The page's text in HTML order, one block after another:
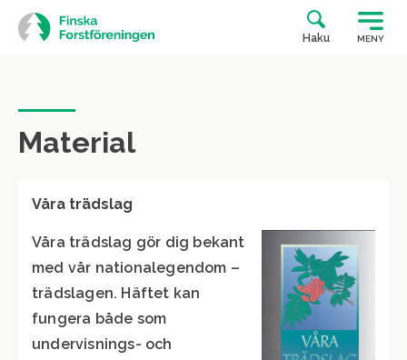
suoraan
sisältöön
Haku MENY
Material
Våra trädslag
Våra trädslag gör dig bekant
med vår nationalegendom –
trädslagen. Häftet kan
fungera både som
undervisnings- och